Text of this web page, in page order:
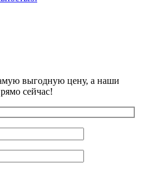
выгодную цену, а наши
сейчас!